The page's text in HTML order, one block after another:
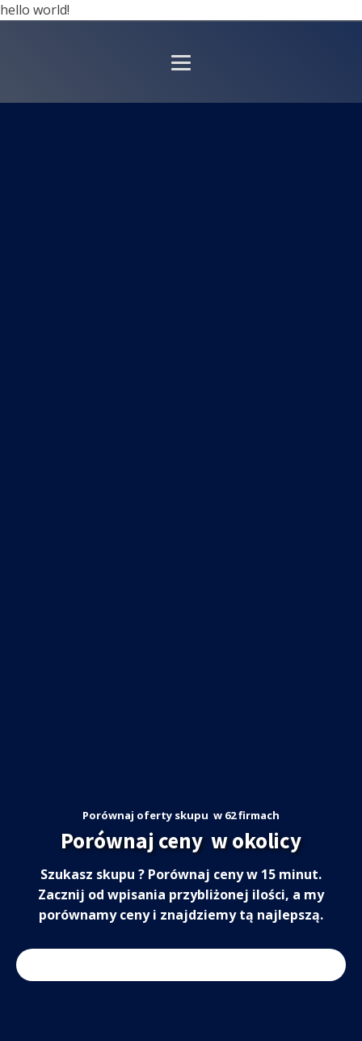
hello world!
Porównaj oferty skupu w 62 firmach
Porównaj ceny w okolicy
Szukasz skupu ? Porównaj ceny w 15 minut.
Zacznij od wpisania przybliżonej ilości, a my
porównamy ceny i znajdziemy tą najlepszą.